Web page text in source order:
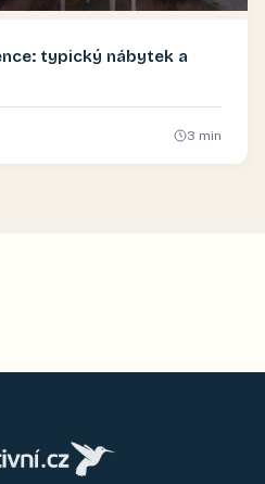
typický nábytek a
3 min